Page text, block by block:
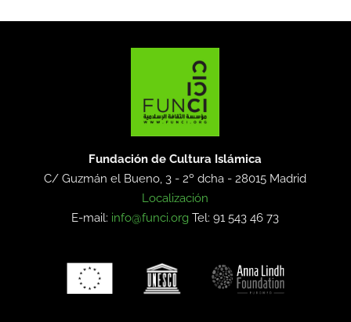
Fundación de Cultura Islámica
C/ Guzmán el Bueno, 3 - 2º dcha -28015 Madrid
Localización
E-mail: info@funci.org Tel: 91 543 46 73